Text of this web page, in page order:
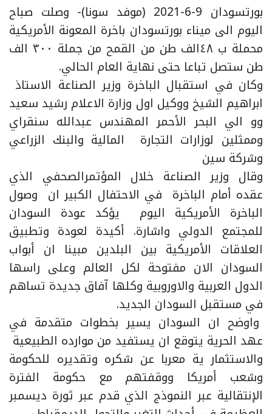
بورتسودان 9-6-2021 (موفد سونا)- وصلت صباح
اليوم الى ميناء بورتسودان باخرة المعونة الأمريكية
محملة ب ٤٨الف طن من القمح من جملة ٣٠٠ الف
طن ستصل تباعا حتى نهاية العام الحالي.
وكان في استقبال الباخرة وزير الصناعة الاستاذ
ابراهيم الشيخ ووكيل اول وزارة الاعلام رشيد سعيد
وو الي البحر الأحمر المهندس عبدالله سنقراي
وممثلين لوزارات التجارة المالية والبنك الزراعي
وشركة سين
وقال وزير الصناعة خلال المؤتمرالصحفي الذي
عقده أمام الباخرة في الاحتفال الكبير ان وصول
الباخرة الأمريكية اليوم يؤكد عودة السودان
للمجتمع الدولي واشارة. أكيدة لعودة وتطبيق
العلاقات الأمريكية بين البلدين مبينا ان أبواب
السودان الان مفتوحة لكل العالم وعلى راسها
الدول العربية والاوروبية وكلها آفاق جديدة تساهم
في مستقبل السودان الجديد.
واوضح ان السودان يسير بخطوات متقدمة في
عهد الحرية يتوقع ان يستفيد من موارده الطبيعية
والاستثمار ية معربا عن شكره وتقديره للحكومة
وشعب أمريكا ووقفتهم مع حكومة الفترة
الإنتقالية عبر النموذج الذي قدم عبر ثورة ديسمبر